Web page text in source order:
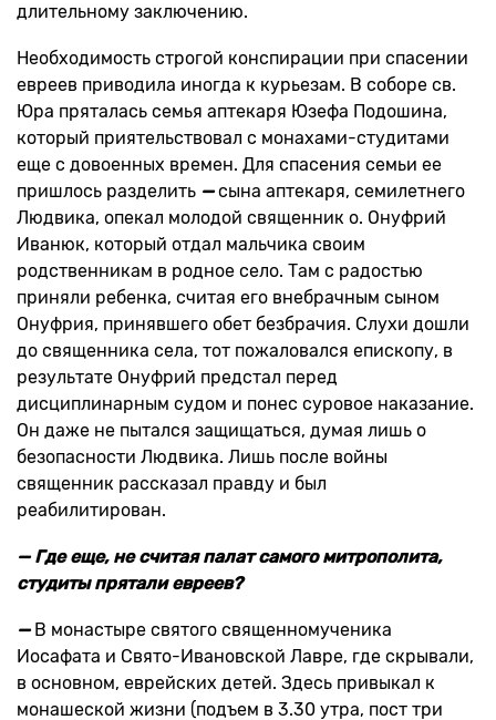
длительному заключению.
Необходимость строгой конспирации при спасении
евреев приводила иногда к курьезам. В соборе св.
Юра пряталась семья аптекаря Юзефа Подошина,
который приятельствовал с монахами-студитами
еще с довоенных времен. Для спасения семьи ее
пришлось разделить —сына аптекаря, семилетнего
Людвика, опекал молодой священник о. Онуфрий
Иванюк, который отдал мальчика своим
родственникам в родное село. Там с радостью
приняли ребенка, считая его внебрачным сыном
Онуфрия, принявшего обет безбрачия. Слухи дошли
до священника села, тот пожаловался епископу, в
результате Онуфрий предстал перед
дисциплинарным судом и понес суровое наказание.
Он даже не пытался защищаться, думая лишь о
безопасности Людвика. Лишь после войны
священник рассказал правду и был
реабилитирован.
— Где еще, не считая палат самого митрополита,
студиты прятали евреев?
—В монастыре святого священномученика
Иосафата и Свято-Ивановской Лавре, где скрывали,
в основном, еврейских детей. Здесь привыкал к
монашеской жизни (подъем в 3.30 утра, пост три